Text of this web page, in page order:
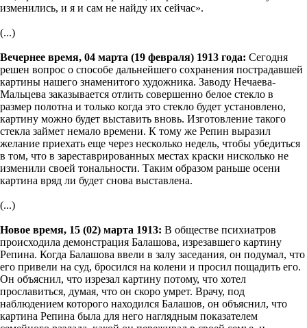
изменились, и я и сам не найду их сейчас».
(...)
Вечернее время, 04 марта (19 февраля) 1913 года: Сегодня
решен вопрос о способе дальнейшего сохранения пострадавшей
картины нашего знаменитого художника. Заводу Нечаева-
Мальцева заказывается отлить совершенно белое стекло в
размер полотна и только когда это стекло будет установлено,
картину можно будет выставить вновь. Изготовление такого
стекла займет немало времени. К тому же Репин выразил
желание приехать еще через несколько недель, чтобы убедиться
в том, что в зареставрированных местах краски нисколько не
изменили своей тональности. Таким образом раньше осени
картина вряд ли будет снова выставлена.
(...)
Новое время, 15 (02) марта 1913: В обществе психиатров
происходила демонстрация Балашова, изрезавшего картину
Репина. Когда Балашова ввели в залу заседания, он подумал, что
его привели на суд, бросился на колени и просил пощадить его.
Он объяснил, что изрезал картину потому, что хотел
прославиться, думая, что он скоро умрет. Врачу, под
наблюдением которого находился Балашов, он объяснил, что
картина Репина была для него наглядным показателем